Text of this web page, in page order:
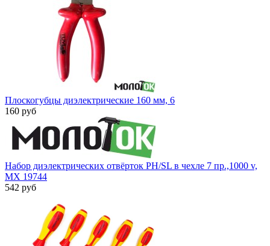
Плоскогубцы диэлектрические 160 мм, 6
160 руб
Набор диэлектрических отвёрток PH/SL в чехле 7 пр.,1000 v,
MX 19744
542 руб